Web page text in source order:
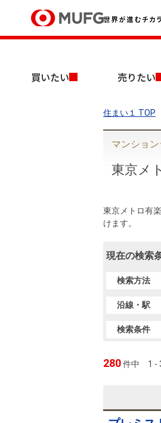
買いたい 売りたい
買いたいTOP
中古マンショ
投資用物件を
売りたいTOP
無料査定
売却時手取り
店舗案内TOP
会社情報TOP
会社案内（電子ブック版）
採用情報TOP
売りたい
提携企業にお勤めの方
住まい１ TOP
マンショ
東京メ
東京メトロ有
けます。
現在の検索
検索方法
沿線・駅
検索条件
280件中 1 -